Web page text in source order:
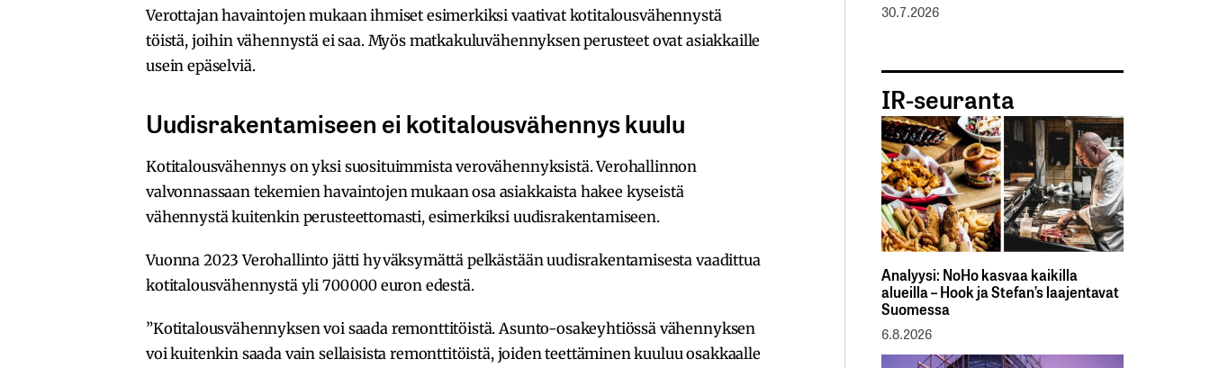
Verottajan havaintojen mukaan ihmiset esimerkiksi vaativat kotitalousvähennystä
töistä, joihin vähennystä ei saa. Myös matkakuluvähennyksen perusteet ovat asiakkaille
usein epäselviä.
Uudisrakentamiseen ei kotitalousvähennys kuulu
Kotitalousvähennys on yksi suosituimmista verovähennyksistä. Verohallinnon
valvonnassaan tekemien havaintojen mukaan osa asiakkaista hakee kyseistä
vähennystä kuitenkin perusteettomasti, esimerkiksi uudisrakentamiseen.
Vuonna 2023 Verohallinto jätti hyväksymättä pelkästään uudisrakentamisesta vaadittua
kotitalousvähennystä yli 700 000 euron edestä.
”Kotitalousvähennyksen voi saada remonttitöistä. Asunto-osakeyhtiössä vähennyksen
voi kuitenkin saada vain sellaisista remonttitöistä, joiden teettäminen kuuluu osakkaalle
30.7.2026
IR-seuranta
Analyysi: NoHo kasvaa kaikilla
alueilla – Hook ja Stefan’s laajentavat
Suomessa
6.8.2026